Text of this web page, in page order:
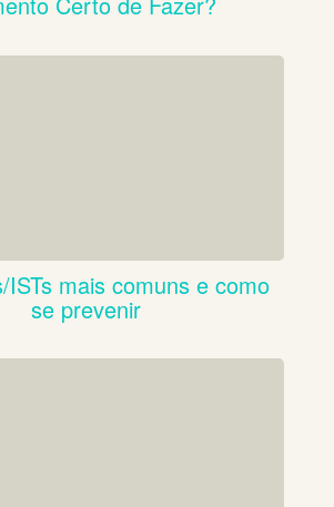
ISTs mais comuns e como
se prevenir